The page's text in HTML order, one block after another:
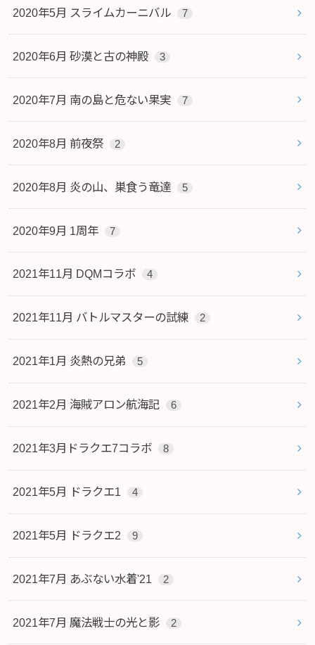
2020年5月 スライムカーニバル 7
2020年6月 砂漠と古の神殿 3
2020年7月 南の島と危ない果実 7
2020年8月 前夜祭 2
2020年8月 炎の山、巣食う竜達 5
2020年9月 1周年 7
2021年11月 DQMコラボ 4
2021年11月 バトルマスターの試練 2
2021年1月 炎熱の兄弟 5
2021年2月 海賊アロン航海記 6
2021年3月ドラクエ7コラボ 8
2021年5月 ドラクエ1 4
2021年5月 ドラクエ2 9
2021年7月 あぶない水着'21 2
2021年7月 魔法戦士の光と影 2